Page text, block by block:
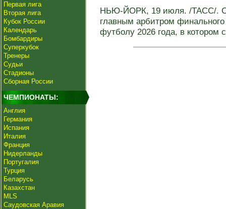
Первая лига
Вторая лига
Кубок России
Календарь
Бомбардиры
Суперкубок
Тренеры
Судьи
Стадионы
Сборная России
ЧЕМПИОНАТЫ:
Англия
Германия
Испания
Италия
Франция
Нидерланды
Португалия
Турция
Беларусь
Казахстан
MLS
Саудовская Аравия
НЬЮ-ЙОРК, 19 июля. /ТАСС/.
главным арбитром
футболу 2026 года, в котором